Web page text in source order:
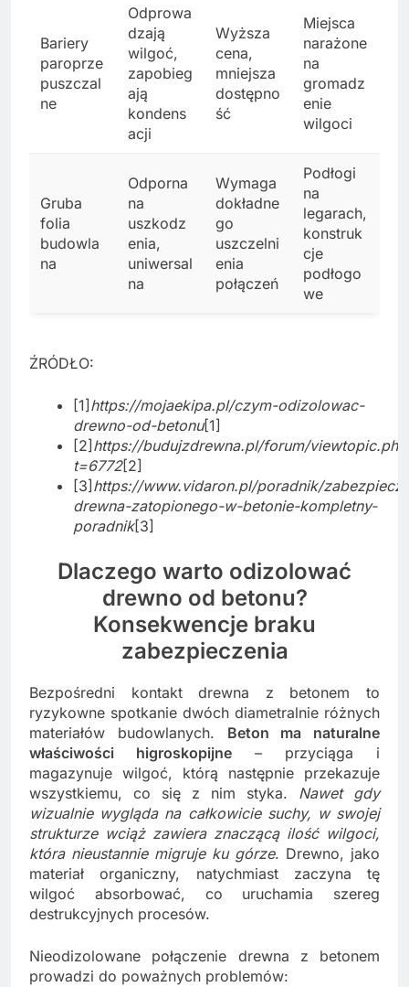
Bariery
paroprze
puszczal
ne
Odprowa
dzają
wilgoć,
zapobieg
ają
kondens
acji
Wyższa
cena,
mniejsza
dostępno
ść
Miejsca
narażone
na
gromadz
enie
wilgoci
Gruba
folia
budowla
na
Odporna
na
uszkodz
enia,
uniwersal
na
Wymaga
dokładne
go
uszczelni
enia
połączeń
Podłogi
na
legarach,
konstruk
cje
podłogo
we
ŹRÓDŁO:
[1] https://mojaekipa.pl/czym-odizolowac-
drewno-od-betonu[1]
[2] https://budujzdrewna.pl/forum/
t=6772[2]
[3] https://www.vidaron.pl/poradnik/
drewna-zatopionego-w-betonie-kompletny-
poradnik[3]
Dlaczego warto odizolować
drewno od betonu?
Konsekwencje braku
zabezpieczenia
Bezpośredni kontakt drewna z betonem to
ryzykowne spotkanie dwóch diametralnie różnych
materiałów budowlanych. Beton ma naturalne
właściwości higroskopijne – przyciąga i
magazynuje wilgoć, którą następnie przekazuje
wszystkiemu, co się z nim styka. Nawet gdy
wizualnie wygląda na całkowicie suchy, w swojej
strukturze wciąż zawiera znaczącą ilość wilgoci,
która nieustannie migruje ku górze. Drewno, jako
materiał organiczny, natychmiast zaczyna tę
wilgoć absorbować, co uruchamia szereg
destrukcyjnych procesów.
Nieodizolowane połączenie drewna z betonem
prowadzi do poważnych problemów: